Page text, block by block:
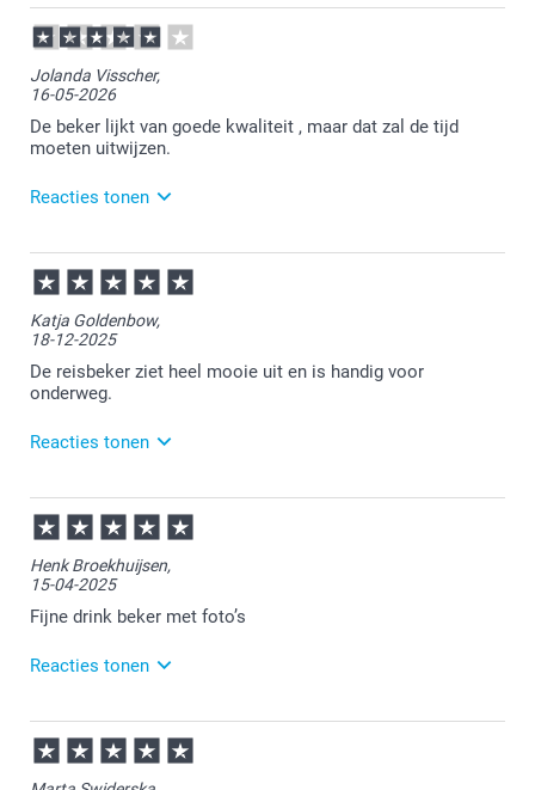
30-06-2026
12:14
Heel goed te lezen.
Veel plezier ervan!
Jolanda Visscher,
16-05-2026
De beker lijkt van goede kwaliteit , maar dat zal de tijd
moeten uitwijzen.
Reacties tonen
18-05-2026
13:49
Heel veel plezier van de reisbeker!
Katja Goldenbow,
18-12-2025
De reisbeker ziet heel mooie uit en is handig voor
onderweg.
Reacties tonen
22-12-2025
14:13
Bedankt voor je review. Fijn om te horen dat je blij
bent met de bestelde reisbeker. Heel veel plezier
ervan!
Henk Broekhuijsen,
15-04-2025
Fijne drink beker met foto’s
Reacties tonen
15-04-2025
10:39
Bedankt voor je review. Erg fijn om te horen dat je